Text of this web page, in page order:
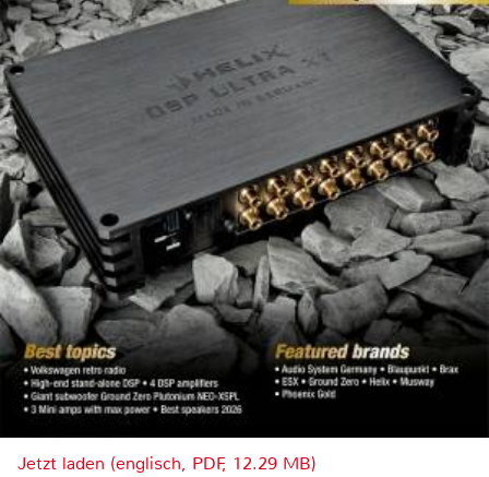
Jetzt laden (englisch, PDF, 12.29 MB)